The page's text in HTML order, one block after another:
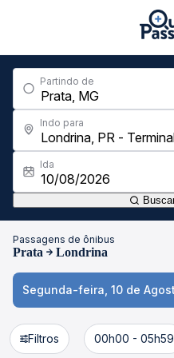
Partindo de
Indo para
Ida
Passagens de ônibus
Prata Londrina
Segunda-feira, 10 de
Filtros 00h00 - 05h59